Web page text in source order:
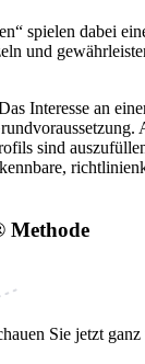
spielen dabei
und
Interesse an
sind
Methode
Sie jetzt